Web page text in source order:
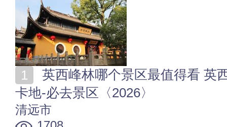
卡地-必去景区〈2026〉
清远市